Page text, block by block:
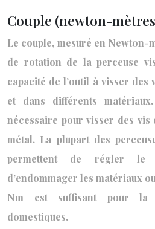
Couple (newton-
Le couple, mesuré en Newton-
de rotation de la perceuse
capacité de l’outil à visser
et dans différents
nécessaire pour visser des
métal. La plupart des
permettent de régler le
d’endommager les matériaux
Nm est suffisant pour la
domestiques.